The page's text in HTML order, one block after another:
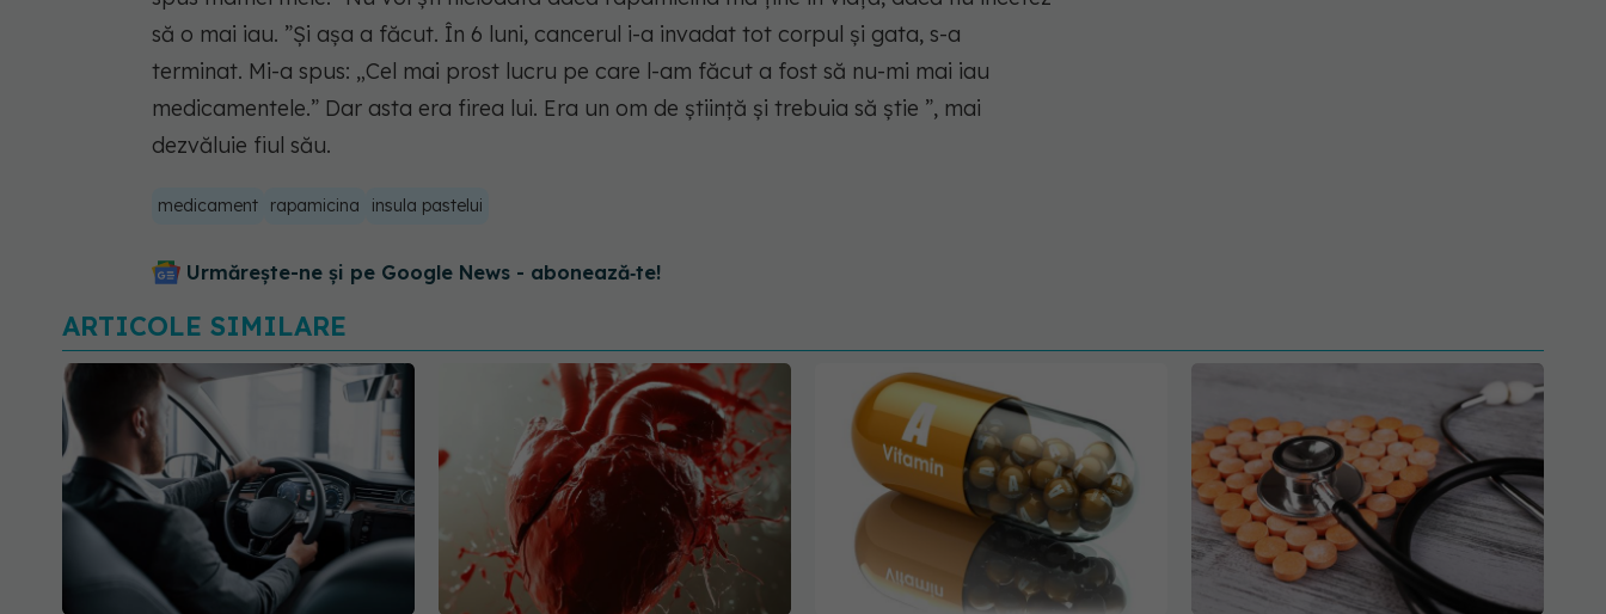
să o mai iau. ”Și așa a făcut. În 6 luni, cancerul i-a invadat tot corpul și gata, s-a
terminat. Mi-a spus: „Cel mai prost lucru pe care l-am făcut a fost să nu-mi mai iau
medicamentele.” Dar asta era firea lui. Era un om de știință și trebuia să știe ”, mai
dezvăluie fiul său.
medicament rapamicina insula pastelui
Urmărește-ne și pe Google News - abonează‑te!
ARTICOLE SIMILARE